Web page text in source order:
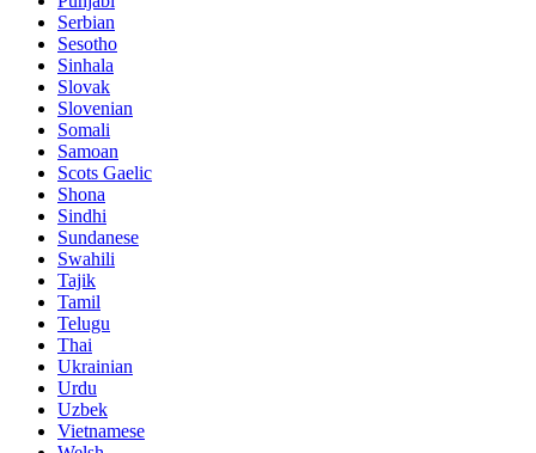
Serbian
Sesotho
Sinhala
Slovak
Slovenian
Somali
Samoan
Scots Gaelic
Shona
Sindhi
Sundanese
Swahili
Tajik
Tamil
Telugu
Thai
Ukrainian
Urdu
Uzbek
Vietnamese